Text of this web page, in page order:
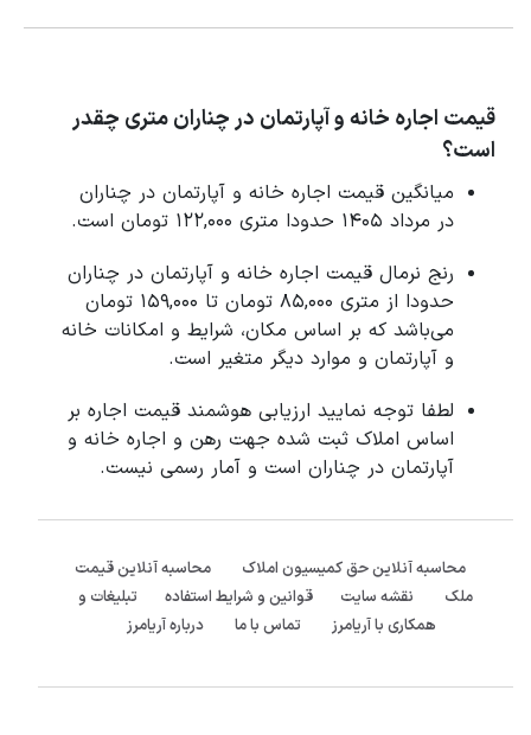
قیمت اجاره خانه و آپارتمان در چناران متری چقدر
است؟
میانگین قیمت اجاره خانه و آپارتمان در چناران
در مرداد 1405 حدودا متری 122,000 تومان است.
رنج نرمال قیمت اجاره خانه و آپارتمان در چناران
حدودا از متری 85,000 تومان تا 159,000 تومان
می‌باشد که بر اساس مکان، شرایط و امکانات خانه
و آپارتمان و موارد دیگر متغیر است.
لطفا توجه نمایید ارزیابی هوشمند قیمت اجاره بر
اساس املاک ثبت شده جهت رهن و اجاره خانه و
آپارتمان در چناران است و آمار رسمی نیست.
محاسبه آنلاین حق کمیسیون املاک
محاسبه آنلاین قیمت
ملک
نقشه سایت قوانین و شرایط استفاده
تبلیغات و
همکاری با آریامرز
تماس با ما درباره آریامرز